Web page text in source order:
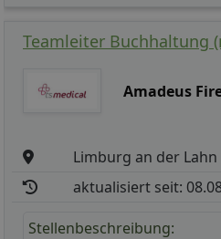
Teamleiter Buchhaltung
Amadeus
Limburg an der Lahn
aktualisiert seit:
Stellenbeschreibung: